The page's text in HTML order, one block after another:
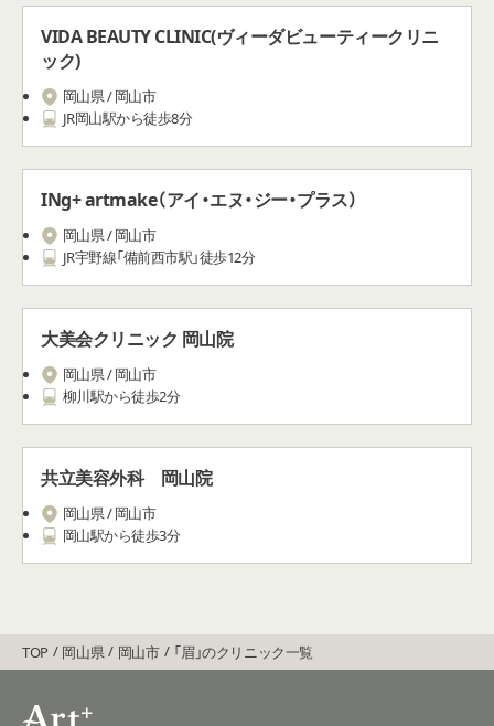
VIDA BEAUTY CLINIC(ヴィーダビューティークリニ
ック)
岡山県 / 岡山市
JR岡山駅から徒歩8分
INg+ artmake（アイ・エヌ・ジー・プラス）
岡山県 / 岡山市
JR宇野線「備前西市駅」徒歩12分
大美会クリニック 岡山院
岡山県 / 岡山市
柳川駅から徒歩2分
共立美容外科 岡山院
岡山県 / 岡山市
岡山駅から徒歩3分
TOP 岡山県 岡山市 「眉」のクリニック一覧